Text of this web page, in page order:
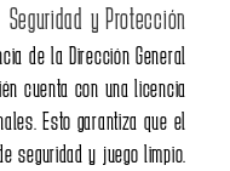
Seguridad y
licencia de la Dirección
y también cuenta con una
Esto garantiza
de seguridad y juego